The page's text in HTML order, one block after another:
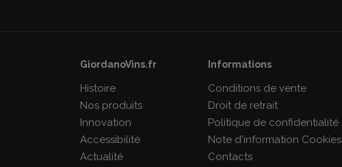
GiordanoVins.fr
Histoire
Nos produits
Innovation
Accessibilité
Actualité
Informations
Conditions de vente
Droit de retrait
Politique de confidentialité
Note d'information Cookies
Contacts